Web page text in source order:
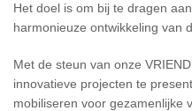
Het doel is om bij te dragen
harmonieuze ontwikkeling van
Met de steun van onze
innovatieve projecten te
mobiliseren voor gezamenlijke